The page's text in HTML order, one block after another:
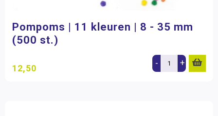
Pompoms | 11 kleuren | 8 - 35 mm
(500 st.)
12,50 - +